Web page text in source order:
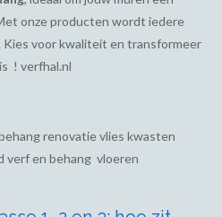
onze producten wordt iedere
voor kwaliteit en transformeer
! verfhal.nl
renovatie vlies kwasten
verf en behang vloeren